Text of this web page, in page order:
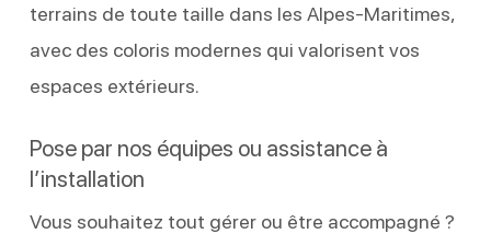
terrains de toute taille dans les Alpes-Maritimes,
avec des coloris modernes qui valorisent vos
espaces extérieurs.
Pose par nos équipes ou assistance à
l’installation
Vous souhaitez tout gérer ou être accompagné ?